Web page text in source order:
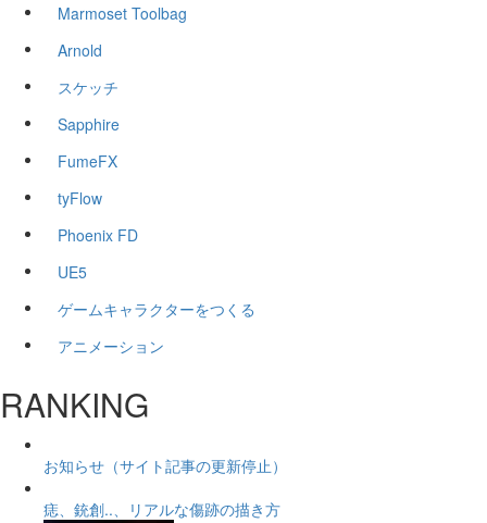
Marmoset Toolbag
Arnold
スケッチ
Sapphire
FumeFX
tyFlow
Phoenix FD
UE5
ゲームキャラクターをつくる
アニメーション
RANKING
お知らせ（サイト記事の更新停止）
痣、銃創..、リアルな傷跡の描き方